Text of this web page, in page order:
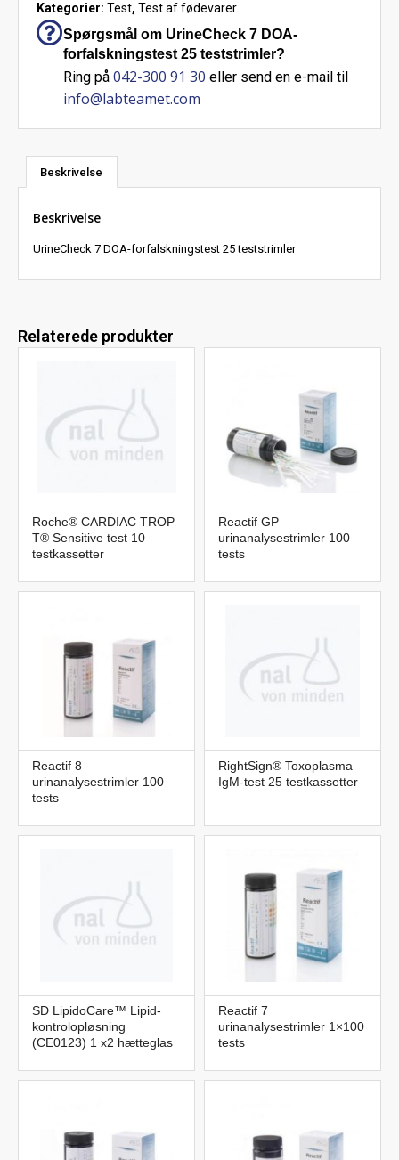
Kategorier: Test, Test af fødevarer
Spørgsmål om UrineCheck 7 DOA-
forfalskningstest 25 teststrimler?
Ring på 042-300 91 30 eller send en e-mail til
info@labteamet.com
Beskrivelse
Beskrivelse
UrineCheck 7 DOA-forfalskningstest 25 teststrimler
Relaterede produkter
Roche® CARDIAC TROP
T® Sensitive test 10
testkassetter
Reactif GP
urinanalysestrimler 100
tests
Reactif 8
urinanalysestrimler 100
tests
RightSign® Toxoplasma
IgM-test 25 testkassetter
SD LipidoCare™ Lipid-
kontrolopløsning
(CE0123) 1 x2 hætteglas
Reactif 7
urinanalysestrimler 1×100
tests